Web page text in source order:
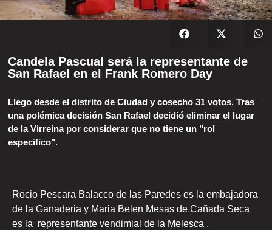
Candela Pascual será la representante de
San Rafael en el Frank Romero Day
Llego desde el distrito de Ciudad y cosecho 31 votos. Tras
una polémica decisión San Rafael decidió eliminar el lugar
de la Virreina por considerar que no tiene un "rol
especifico".
Rocio Pescara Balacco de las Paredes es la embajadora
de la Ganaderia y Maria Belen Mesas de Cañada Seca
es la representante vendimial de la Melesca .